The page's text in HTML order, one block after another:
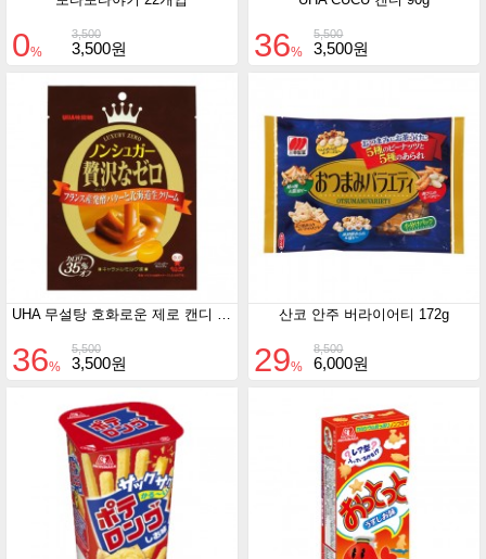
3,500
0% 3,500원
5,500
36% 3,500원
UHA 무설탕 호화로운 제로 캔디 80g
5,500
36% 3,500원
산코 안주 버라이어티 172g
8,500
29% 6,000원